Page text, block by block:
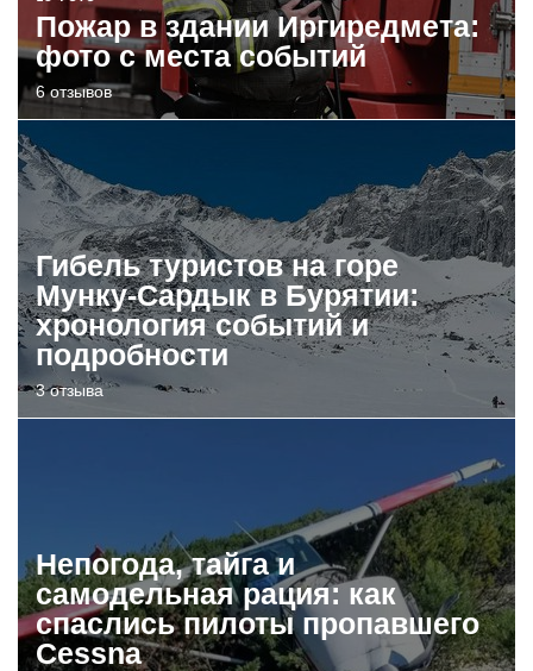
Пожар в здании Иргиредмета:
фото с места событий
6 отзывов
Гибель туристов на горе
Мунку-Сардык в Бурятии:
хронология событий и
подробности
3 отзыва
Непогода, тайга и
самодельная рация: как
спаслись пилоты пропавшего
Cessna